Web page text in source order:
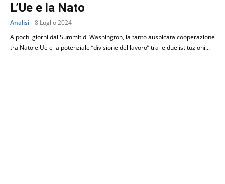
L’Ue e la Nato
Analisi
8 Luglio 2024
A pochi giorni dal Summit di Washington, la tanto auspicata cooperazione
tra Nato e Ue e la potenziale “divisione del lavoro” tra le due istituzioni...